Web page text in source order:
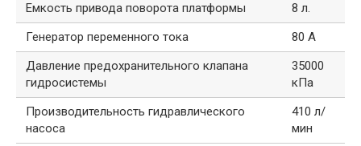
Емкость привода поворота платформы
8 л.
Генератор переменного тока
80 А
Давление предохранительного клапана
гидросистемы
35000
кПа
Производительность гидравлического
насоса
410 л/
мин